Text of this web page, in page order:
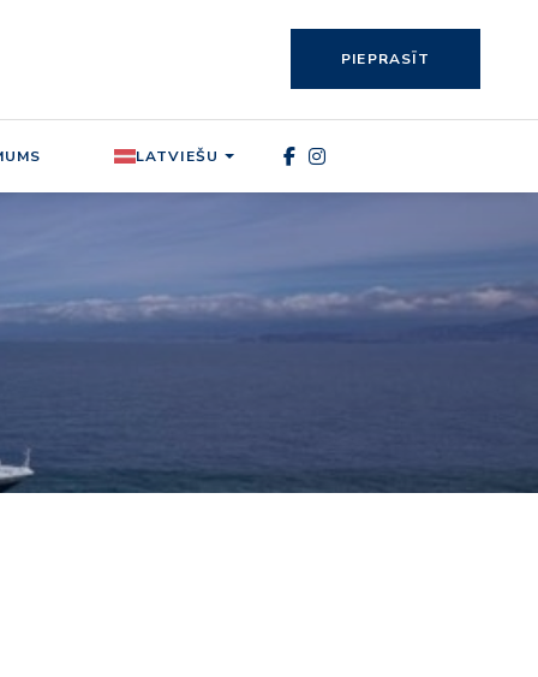
PIEPRASĪT
LATVIEŠU